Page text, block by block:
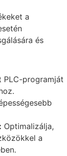
a
és
PLC-programját
Optimalizálja,
a